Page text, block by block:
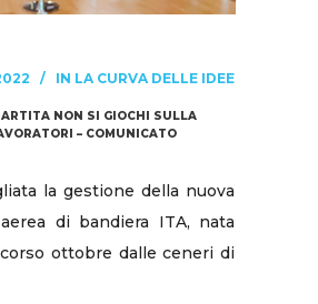
IN LA CURVA DELLE IDEE
NON SI GIOCHI SULLA
– COMUNICATO
la gestione della nuova
di bandiera ITA, nata
ottobre dalle ceneri di